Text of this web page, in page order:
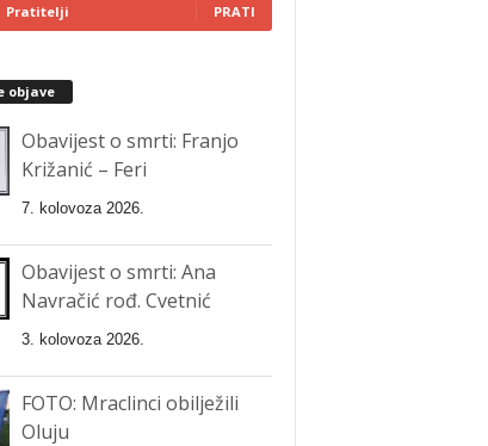
Pratitelji PRATI
objave
Obavijest o smrti: Franjo
Križanić – Feri
7. kolovoza 2026.
Obavijest o smrti: Ana
Navračić rođ. Cvetnić
3. kolovoza 2026.
FOTO: Mraclinci obilježili
Oluju